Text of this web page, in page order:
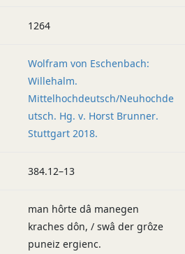
1264
Wolfram von Eschenbach:
Willehalm.
Mittelhochdeutsch/Neuhochde
utsch. Hg. v. Horst Brunner.
Stuttgart 2018.
384.12–13
man hôrte dâ manegen
kraches dôn, / swâ der grôze
puneiz ergienc.